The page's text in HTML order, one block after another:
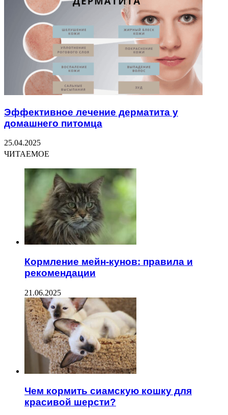
Эффективное лечение дерматита у
домашнего питомца
25.04.2025
ЧИТАЕМОЕ
Кормление мейн-кунов: правила и
рекомендации
21.06.2025
Чем кормить сиамскую кошку для
красивой шерсти?